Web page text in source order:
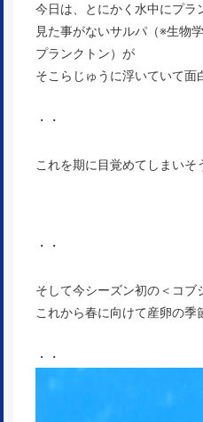
今日は、とにかく水中にプラ
見た事がないサルパ（※生物
プランクトン）が
そこらじゅうに浮いていて面
・・
これを期に目覚めてしまいそ
・・
そして今シーズン初の＜コブ
これから春に向けて産卵の季
・・